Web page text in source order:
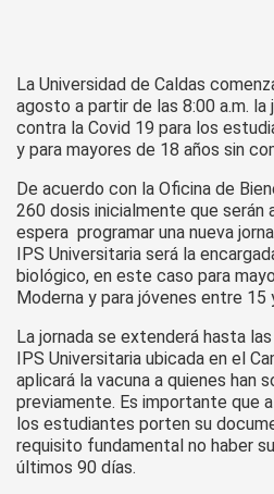
La Universidad de Caldas
agosto a partir de las 8:00 a.m. la
contra la Covid 19 para los
y para mayores de 18 años sin
De acuerdo con la Oficina de
260 dosis inicialmente que serán
espera programar una nueva
IPS Universitaria será la
biológico, en este caso para
Moderna y para jóvenes entre 15
La jornada se extenderá hasta
IPS Universitaria ubicada en el
aplicará la vacuna a quienes han
previamente. Es importante que
los estudiantes porten su
requisito fundamental no haber
últimos 90 días.